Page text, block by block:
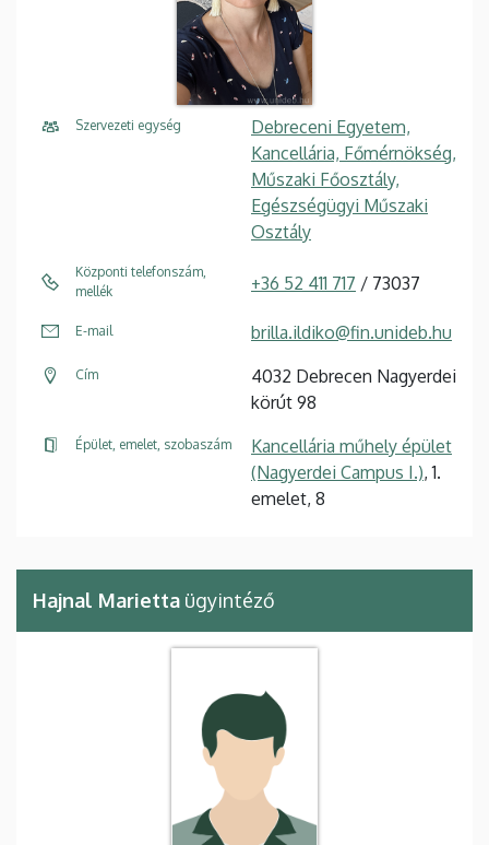
Szervezeti egység
Debreceni Egyetem,
Kancellária, Főmérnökség,
Műszaki Főosztály,
Egészségügyi Műszaki
Osztály
Központi telefonszám,
mellék
+36 52 411 717 / 73037
E-mail brilla.ildiko@fin.unideb.hu
Cím
4032 Debrecen Nagyerdei
körút 98
Épület, emelet, szobaszám
Kancellária műhely épület
(Nagyerdei Campus I.), 1.
emelet, 8
Hajnal Marietta ügyintéző